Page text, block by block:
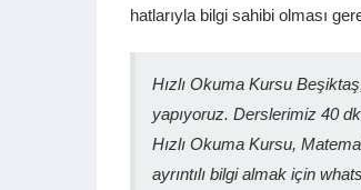
hatlarıyla bilgi sahibi olması
Hızlı Okuma Kursu
yapıyoruz. Derslerimiz 40
Hızlı Okuma Kursu,
ayrıntılı bilgi almak için